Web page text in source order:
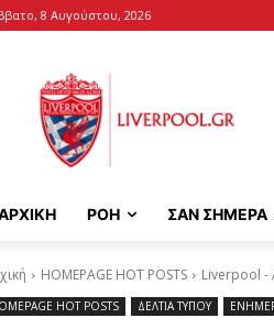
8 Αυγούστου, 2026
ΡΟΗ ΣΑΝ ΣΗΜΕΡΑ
HOMEPAGE HOT POSTS Liverpool -
HOT POSTS ΔΕΛΤΙΑ ΤΥΠΟΥ